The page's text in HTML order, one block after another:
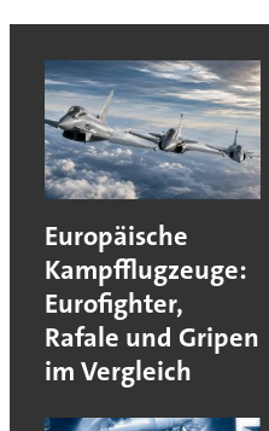
Europäische
Kampfflugzeuge:
Eurofighter,
Rafale und Gripen
im Vergleich